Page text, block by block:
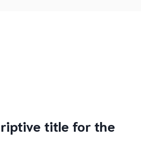
title for the